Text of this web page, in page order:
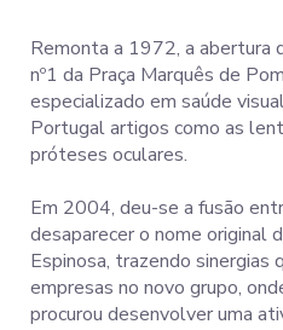
Remonta a 1972, a abertura
nº1 da Praça Marquês de
especializado em saúde
Portugal artigos como as
próteses oculares.
Em 2004, deu-se a fusão
desaparecer o nome original
Espinosa, trazendo sinergias
empresas no novo grupo,
procurou desenvolver uma